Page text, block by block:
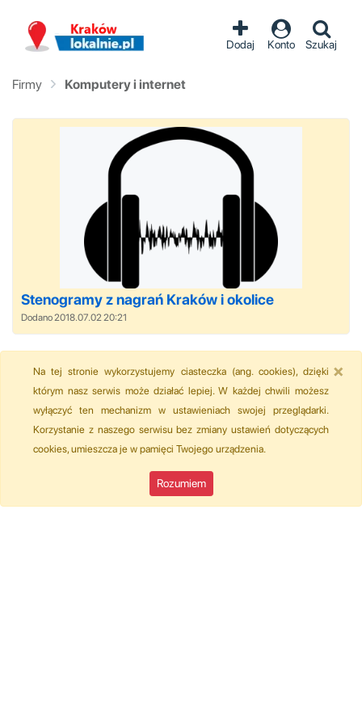
Dodaj Konto Szukaj
Firmy Komputery i internet
Stenogramy z nagrań Kraków i okolice
Dodano 2018.07.02 20:21
Na tej stronie wykorzystujemy ciasteczka (ang. cookies), dzięki
którym nasz serwis może działać lepiej. W każdej chwili możesz
wyłączyć ten mechanizm w ustawieniach swojej przeglądarki.
Korzystanie z naszego serwisu bez zmiany ustawień dotyczących
cookies, umieszcza je w pamięci Twojego urządzenia.
Rozumiem
×